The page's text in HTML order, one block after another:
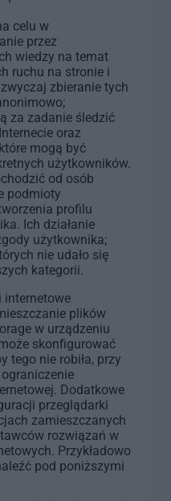
celu w
przez
wiedzy na temat
ruchu na stronie i
zbieranie tych
za zadanie śledzić
oraz
mogą być
użytkowników.
od osób
podmioty
profilu
Ich działanie
użytkownika;
nie udało się
kategorii.
internetowe
plików
w urządzeniu
skonfigurować
tego nie robiła, przy
Dodatkowe
przeglądarki
zamieszczanych
rozwiązań w
Przykładowo
pod poniższymi